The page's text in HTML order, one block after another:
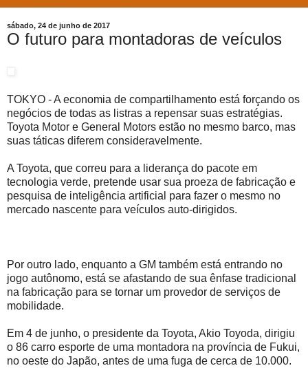
sábado, 24 de junho de 2017
O futuro para montadoras de veículos
TOKYO - A economia de compartilhamento está forçando os
negócios de todas as listras a repensar suas estratégias.
Toyota Motor e General Motors estão no mesmo barco, mas
suas táticas diferem consideravelmente.
A Toyota, que correu para a liderança do pacote em
tecnologia verde, pretende usar sua proeza de fabricação e
pesquisa de inteligência artificial para fazer o mesmo no
mercado nascente para veículos auto-dirigidos.
Por outro lado, enquanto a GM também está entrando no
jogo autônomo, está se afastando de sua ênfase tradicional
na fabricação para se tornar um provedor de serviços de
mobilidade.
Em 4 de junho, o presidente da Toyota, Akio Toyoda, dirigiu
o 86 carro esporte de uma montadora na província de Fukui,
no oeste do Japão, antes de uma fuga de cerca de 10.000.